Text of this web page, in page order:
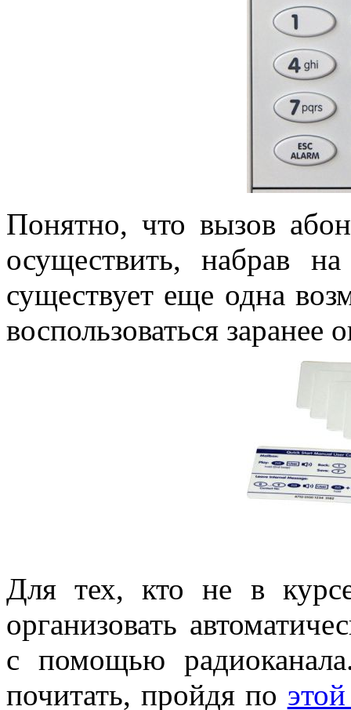
Понятно, что вызов
осуществить, набрав
существует еще одна
воспользоваться
Для тех, кто не в
организовать
с помощью
почитать, пройдя по